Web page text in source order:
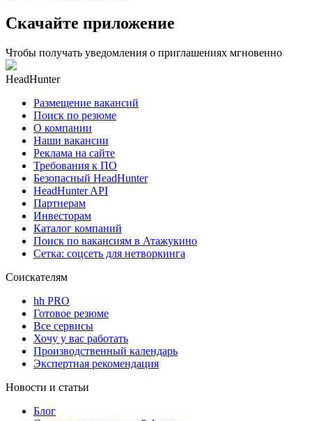
Скачайте приложение
Чтобы получать уведомления о приглашениях мгновенно
HeadHunter
Размещение вакансий
Поиск по резюме
О компании
Наши вакансии
Реклама на сайте
Требования к ПО
Безопасный HeadHunter
HeadHunter API
Партнерам
Инвесторам
Каталог компаний
Поиск по вакансиям в Атажукино
Сетка: соцсеть для нетворкинга
Соискателям
hh PRO
Готовое резюме
Все сервисы
Хочу у вас работать
Производственный календарь
Экспертная рекомендация
Новости и статьи
Блог